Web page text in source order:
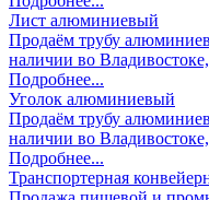
Лист алюминиевый
Продаём трубу
наличии во
Подробнее...
Уголок алюминиевый
Продаём трубу
наличии во
Подробнее...
Транспортерная